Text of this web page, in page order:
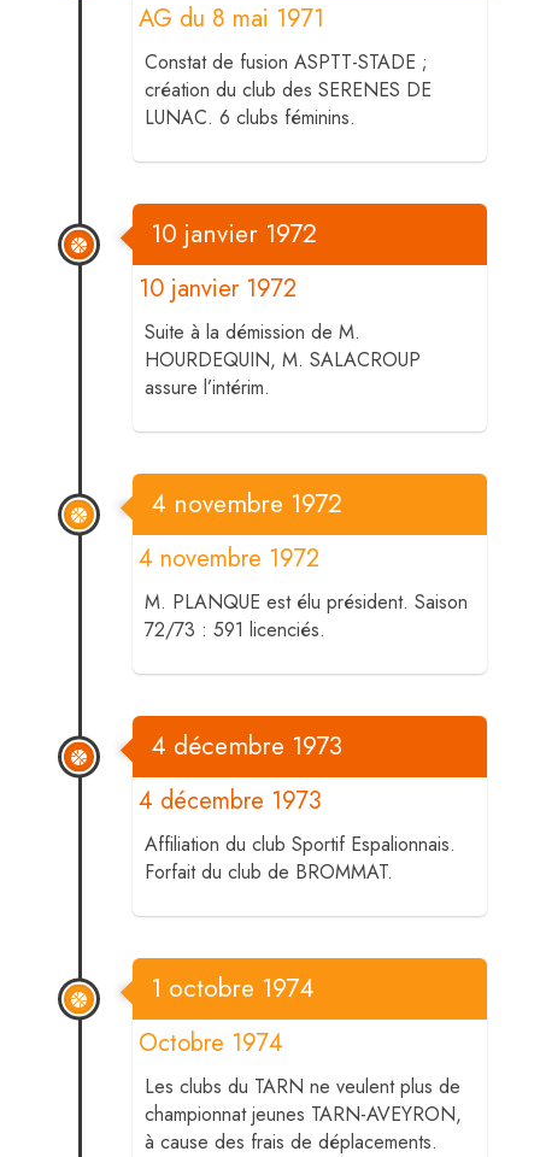
AG du 8 mai 1971
Constat de fusion ASPTT-STADE ;
création du club des SERENES DE
LUNAC. 6 clubs féminins.
10 janvier 1972
10 janvier 1972
Suite à la démission de M.
HOURDEQUIN, M. SALACROUP
assure l’intérim.
4 novembre 1972
4 novembre 1972
M. PLANQUE est élu président. Saison
72/73 : 591 licenciés.
4 décembre 1973
4 décembre 1973
Affiliation du club Sportif Espalionnais.
Forfait du club de BROMMAT.
Octobre 1974
1 octobre 1974
Les clubs du TARN ne veulent plus de
championnat jeunes TARN-AVEYRON,
à cause des frais de déplacements.